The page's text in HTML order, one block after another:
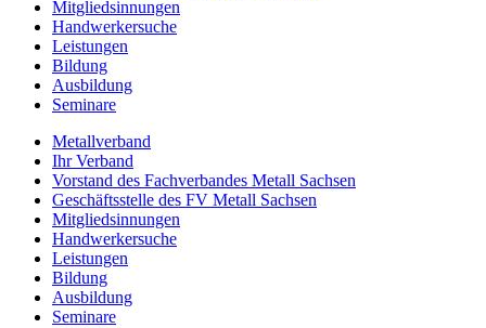
Mitgliedsinnungen
Handwerkersuche
Leistungen
Bildung
Ausbildung
Seminare
Metallverband
Ihr Verband
Vorstand des Fachverbandes Metall Sachsen
Geschäftsstelle des FV Metall Sachsen
Mitgliedsinnungen
Handwerkersuche
Leistungen
Bildung
Ausbildung
Seminare